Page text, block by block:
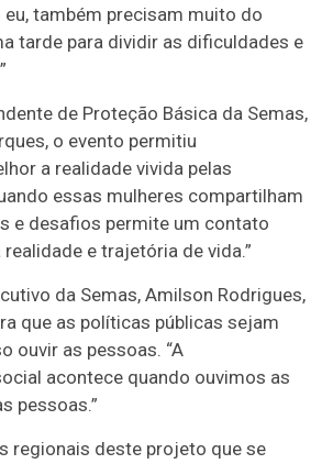
também precisam muito do
tarde para dividir as dificuldades e
de Proteção Básica da Semas,
o evento permitiu
a realidade vivida pelas
essas mulheres compartilham
e desafios permite um contato
e trajetória de vida.”
da Semas, Amilson Rodrigues,
que as políticas públicas sejam
ouvir as pessoas. “A
acontece quando ouvimos as
pessoas.”
regionais deste projeto que se